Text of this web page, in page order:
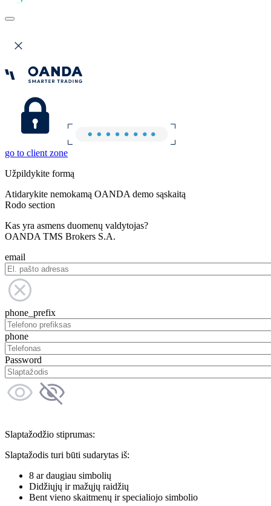
go to client zone
Užpildykite formą
Atidarykite nemokamą OANDA demo sąskaitą
Rodo section
Kas yra asmens duomenų valdytojas?
OANDA TMS Brokers S.A.
email
phone_prefix
phone
Password
Slaptažodžio stiprumas:
Slaptažodis turi būti sudarytas iš:
8 ar daugiau simbolių
Didžiųjų ir mažųjų raidžių
Bent vieno skaitmenų ir specialiojo simbolio